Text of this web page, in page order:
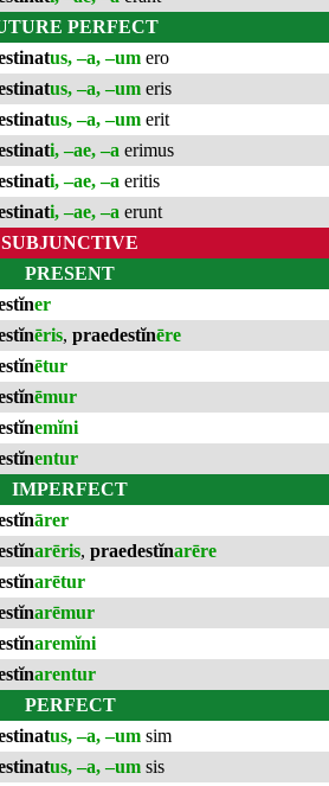
PERFECT
us, –a, –um ero
us, –a, –um eris
us, –a, –um erit
i, –ae, –a erimus
i, –ae, –a eritis
i, –ae, –a erunt
SUBJUNCTIVE
PRESENT
er
ēris, praedestĭnēre
ētur
ēmur
emĭni
entur
IMPERFECT
ārer
arēris, praedestĭnarēre
arētur
arēmur
aremĭni
arentur
PERFECT
us, –a, –um sim
us, –a, –um sis